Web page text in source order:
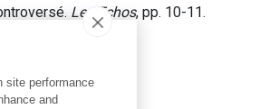
Les Echos, pp. 10-11.
site performance
and